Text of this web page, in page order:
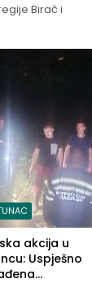
Birač i
akcija u
Uspješno